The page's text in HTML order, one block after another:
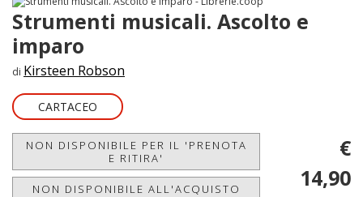
Strumenti musicali. Ascolto e
imparo
di Kirsteen Robson
CARTACEO
NON DISPONIBILE PER IL 'PRENOTA
E RITIRA'
NON DISPONIBILE ALL'ACQUISTO
€
14,90